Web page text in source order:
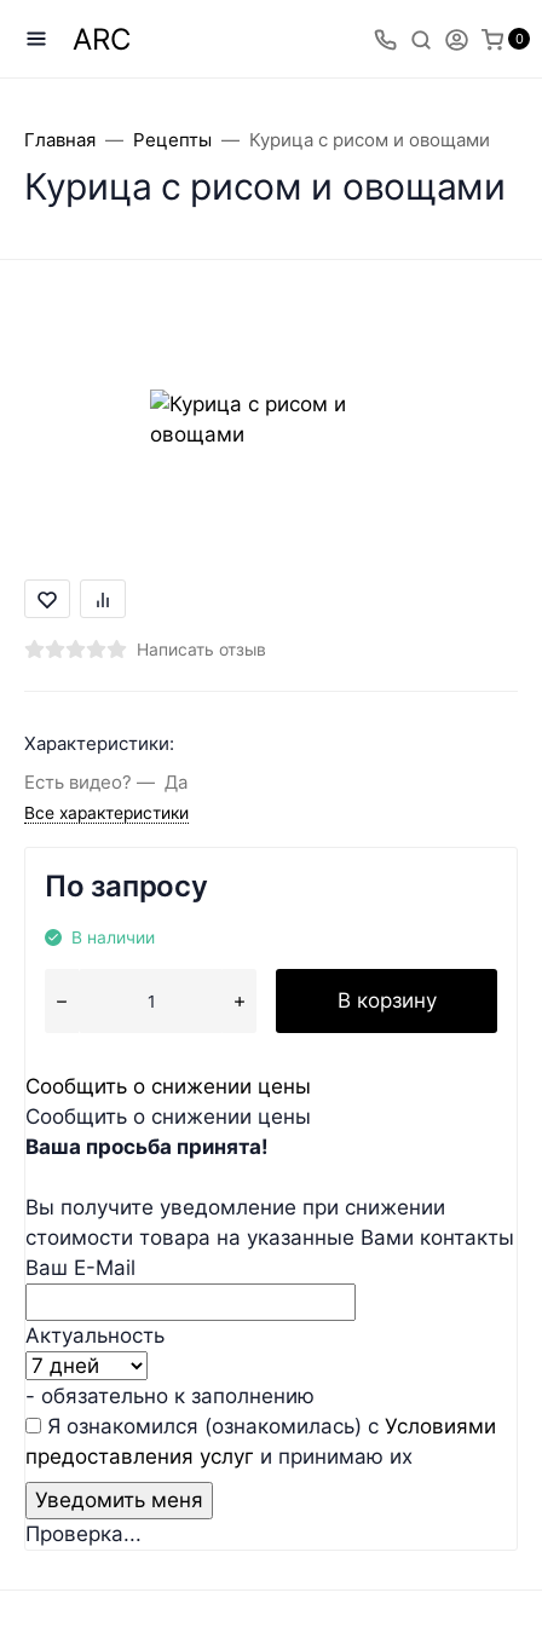
ARC 0
Главная Рецепты Курица с рисом и овощами
Курица с рисом и овощами
Написать отзыв
Характеристики:
Есть видео?
Да
Все характеристики
По запросу
В наличии
В корзину
Сообщить о снижении цены
Сообщить о снижении цены
Ваша просьба принята!
Вы получите уведомление при снижении
стоимости товара на указанные Вами контакты
Ваш E-Mail
Актуальность
- обязательно к заполнению
Я ознакомился (ознакомилась) с Условиями
предоставления услуг и принимаю их
Проверка...